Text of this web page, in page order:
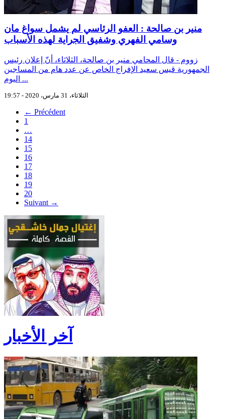
منير بن صالحة : العفو الرئاسي لم يشمل سواغ مان
وسامي الفهري وشفيق الجراية لهذه الأسباب
زووم - قال المحامي منير بن صالحة، الثلاثاء، أنّ إعلان رئيس
الجمهورية قيس سعيد الإفراج الخاص عن عدد هام من المساجين
اليوم ...
الثلاثاء، 31 مارس، 2020 - 19:57
← Précédent
1
…
14
15
16
17
18
19
20
Suivant →
آخر الأخبار